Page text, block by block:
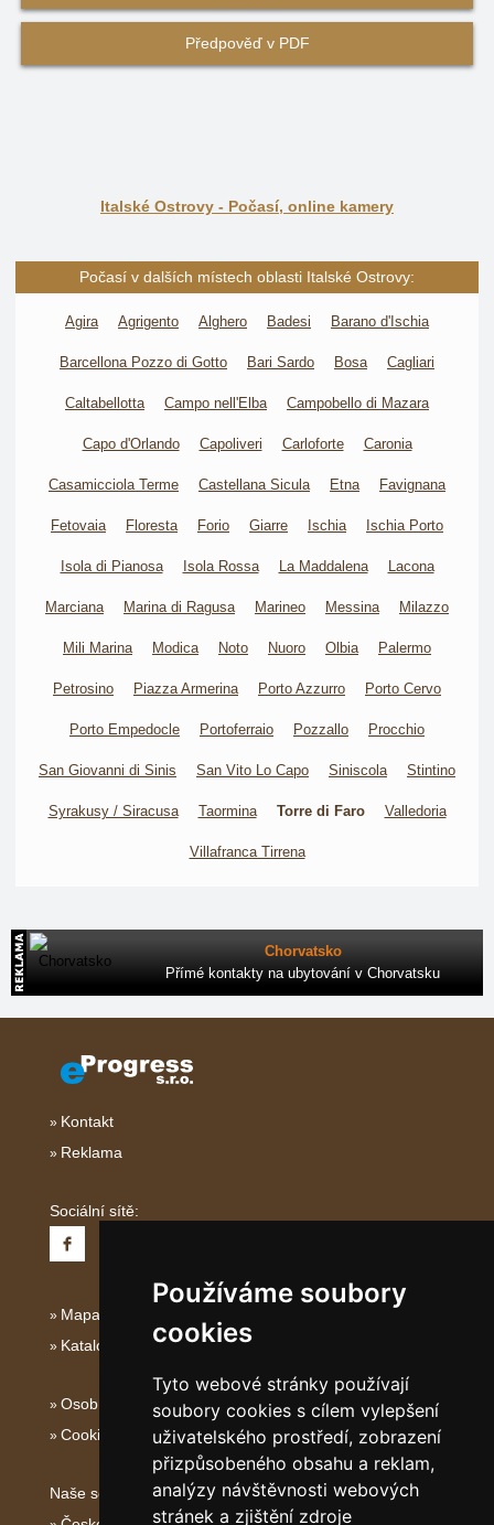
Používáme soubory
cookies
Tyto webové stránky používají
soubory cookies s cílem vylepšení
uživatelského prostředí, zobrazení
přizpůsobeného obsahu a reklam,
analýzy návštěvnosti webových
stránek a zjištění zdroje
Předpověď v PDF
Italské Ostrovy - Počasí, online kamery
Počasí v dalších místech oblasti Italské Ostrovy:
Agira Agrigento Alghero Badesi Barano d'Ischia
Barcellona Pozzo di Gotto Bari Sardo Bosa Cagliari
Caltabellotta Campo nell'Elba Campobello di Mazara
Capo d'Orlando Capoliveri Carloforte Caronia
Casamicciola Terme Castellana Sicula Etna Favignana
Fetovaia Floresta Forio Giarre Ischia Ischia Porto
Isola di Pianosa Isola Rossa La Maddalena Lacona
Marciana Marina di Ragusa Marineo Messina Milazzo
Mili Marina Modica Noto Nuoro Olbia Palermo
Petrosino Piazza Armerina Porto Azzurro Porto Cervo
Porto Empedocle Portoferraio Pozzallo Procchio
San Giovanni di Sinis San Vito Lo Capo Siniscola Stintino
Syrakusy / Siracusa Taormina Torre di Faro Valledoria
Villafranca Tirrena
Chorvatsko
Přímé kontakty na ubytování v Chorvatsku
Kontakt
Reklama
Sociální sítě:
Mapa serveru Italské Ostrovy
Katalog ubytování
Osobní údaje
Cookies
Naše servery: